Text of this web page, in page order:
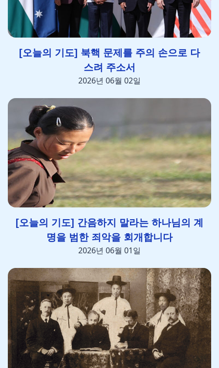
[오늘의 기도] 북핵 문제를 주의 손으로 다
스려 주소서
2026년 06월 02일
[오늘의 기도] 간음하지 말라는 하나님의 계
명을 범한 죄악을 회개합니다
2026년 06월 01일